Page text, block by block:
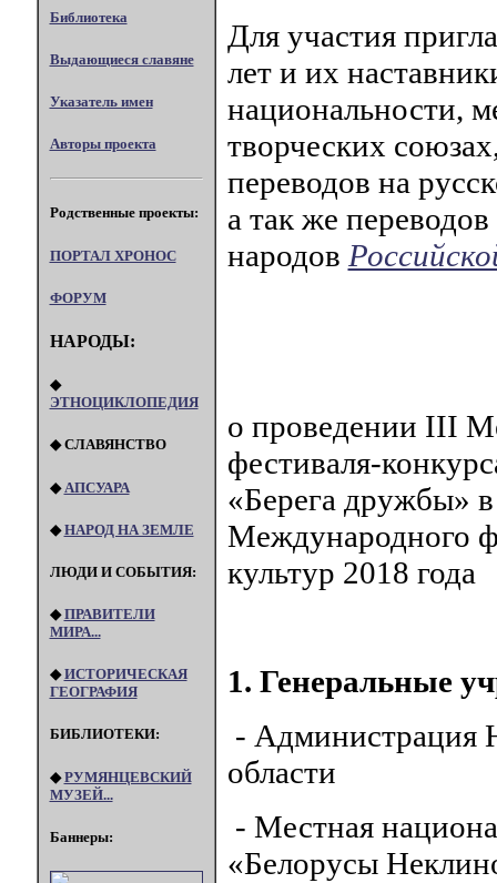
Библиотека
Выдающиеся славяне
Указатель имен
Авторы проекта
Родственные проекты:
ПОРТАЛ XPOHOC
ФОРУМ
НАРОДЫ:
◆
ЭТНОЦИКЛОПЕДИЯ
◆ СЛАВЯНСТВО
◆ АПСУАРА
◆НАРОД НА ЗЕМЛЕ
ЛЮДИ И СОБЫТИЯ:
◆ПРАВИТЕЛИ
МИРА...
◆ИСТОРИЧЕСКАЯ
ГЕОГРАФИЯ
БИБЛИОТЕКИ:
◆РУМЯНЦЕВСКИЙ
МУЗЕЙ...
Баннеры:
Для участия
лет и их
национальности,
творческих
переводов на
а так же
народов
о проведении III
фестиваля-
«Берега дружбы»
Международного
культур 2018 года
1. Генеральные
- Администрация
области
- Местная
«Белорусы